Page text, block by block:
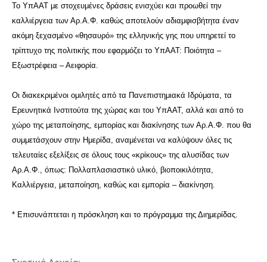
Το ΥπΑΑΤ με στοχευμένες δράσεις ενισχύει και προωθεί την
καλλιέργεια των Αρ.Α.Φ. καθώς αποτελούν αδιαμφισβήτητα έναν
ακόμη ξεχασμένο «θησαυρό» της ελληνικής γης που υπηρετεί το
τρίπτυχο της πολιτικής που εφαρμόζει το ΥπΑΑΤ: Ποιότητα –
Εξωστρέφεια – Αειφορία.
Οι διακεκριμένοι ομιλητές από τα Πανεπιστημιακά Ιδρύματα, τα
Ερευνητικά Ινστιτούτα της χώρας και του ΥπΑΑΤ, αλλά και από το
χώρο της μεταποίησης, εμπορίας και διακίνησης των Αρ.Α.Φ. που θα
συμμετάσχουν στην Ημερίδα, αναμένεται να καλύψουν όλες τις
τελευταίες εξελίξεις σε όλους τους «κρίκους» της αλυσίδας των
Αρ.Α.Φ., όπως: Πολλαπλασιαστικό υλικό, βιοποικιλότητα,
Καλλιέργεια, μεταποίηση, καθώς και εμπορία – διακίνηση.
* Επισυνάπτεται η πρόσκληση και το πρόγραμμα της Διημερίδας.